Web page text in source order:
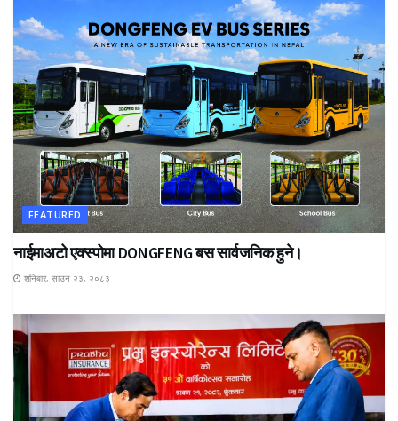
FEATURED
नाईमाअटो एक्स्पोमा DONGFENG बस सार्वजनिक हुने।
शनिबार, साउन २३, २०८३